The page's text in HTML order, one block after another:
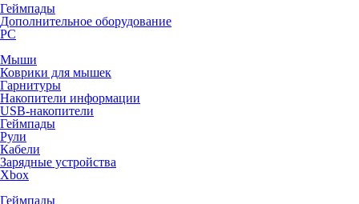
Геймпады
Дополнительное оборудование
PC
Мыши
Коврики для мышек
Гарнитуры
Накопители информации
USB-накопители
Геймпады
Рули
Кабели
Зарядные устройства
Xbox
Геймпады